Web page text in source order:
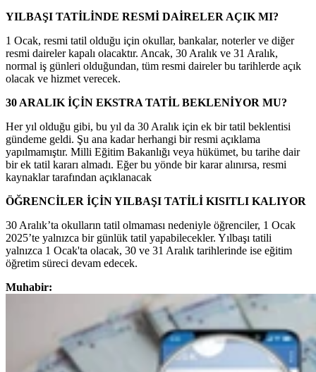
YILBAŞI TATİLİNDE RESMİ DAİRELER AÇIK MI?
1 Ocak, resmi tatil olduğu için okullar, bankalar, noterler ve diğer
resmi daireler kapalı olacaktır. Ancak, 30 Aralık ve 31 Aralık,
normal iş günleri olduğundan, tüm resmi daireler bu tarihlerde açık
olacak ve hizmet verecek.
30 ARALIK İÇİN EKSTRA TATİL BEKLENİYOR MU?
Her yıl olduğu gibi, bu yıl da 30 Aralık için ek bir tatil beklentisi
gündeme geldi. Şu ana kadar herhangi bir resmi açıklama
yapılmamıştır. Milli Eğitim Bakanlığı veya hükümet, bu tarihe dair
bir ek tatil kararı almadı. Eğer bu yönde bir karar alınırsa, resmi
kaynaklar tarafından açıklanacak
ÖĞRENCİLER İÇİN YILBAŞI TATİLİ KISITLI KALIYOR
30 Aralık’ta okulların tatil olmaması nedeniyle öğrenciler, 1 Ocak
2025’te yalnızca bir günlük tatil yapabilecekler. Yılbaşı tatili
yalnızca 1 Ocak'ta olacak, 30 ve 31 Aralık tarihlerinde ise eğitim
öğretim süreci devam edecek.
Muhabir: